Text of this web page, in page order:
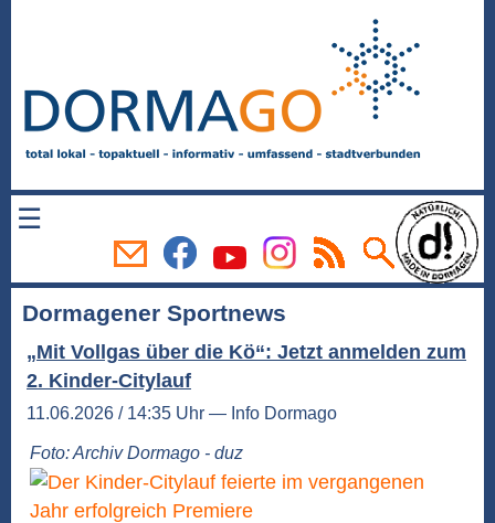
☰
Dormagener Sportnews
„Mit Vollgas über die Kö“: Jetzt anmelden zum
2. Kinder-Citylauf
11.06.2026 / 14:35 Uhr — Info Dormago
Foto: Archiv Dormago - duz